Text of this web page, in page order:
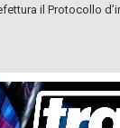
il Protocollo